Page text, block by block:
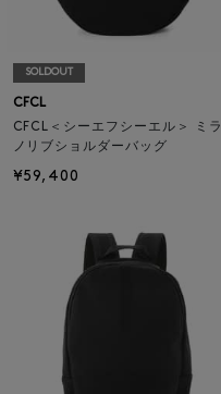
SOLDOUT
CFCL
CFCL＜シーエフシーエル＞ ミラ
ノリブショルダーバッグ
¥59,400